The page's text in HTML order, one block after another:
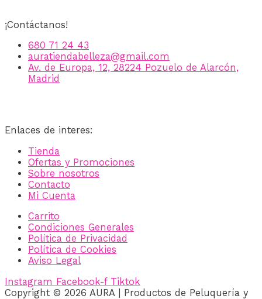
¡Contáctanos!
680 71 24 43
auratiendabelleza@gmail.com
Av. de Europa, 12, 28224 Pozuelo de Alarcón,
Madrid
Enlaces de interes:
Tienda
Ofertas y Promociones
Sobre nosotros
Contacto
Mi Cuenta
Carrito
Condiciones Generales
Política de Privacidad
Política de Cookies
Aviso Legal
Instagram Facebook-f Tiktok
Copyright © 2026 AURA | Productos de Peluquería y